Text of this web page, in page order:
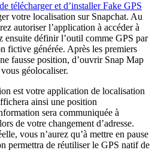
télécharger et d’installer Fake GPS
votre localisation sur Snapchat. Au
autoriser l’application à accéder à
ensuite définir l’outil comme GPS par
fictive générée. Après les premiers
fausse position, d’ouvrir Snap Map
géolocaliser.
est votre application de localisation
ainsi une position
sera communiquée à
de votre changement d’adresse.
vous n’aurez qu’à mettre en pause
permettra de réutiliser le GPS natif de